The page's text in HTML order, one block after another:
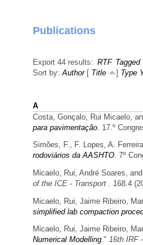
Publications
Export 44 results: RTF Tagged
Sort by:Author[ Title ] Type
A
Costa, Gonçalo, Rui Micaelo,
para pavimentação . 17.º
Simões, F., F. Lopes, A.
rodoviários da AASHTO. 7º
Micaelo, Rui, André Soares,
of the ICE - Transport
. 168.4
Micaelo, Rui, Jaime Ribeiro,
simplified lab compaction
Micaelo, Rui, Jaime Ribeiro,
Numerical Modelling." 16th IRF